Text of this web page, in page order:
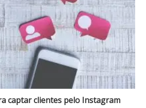
captar clientes pelo Instagram